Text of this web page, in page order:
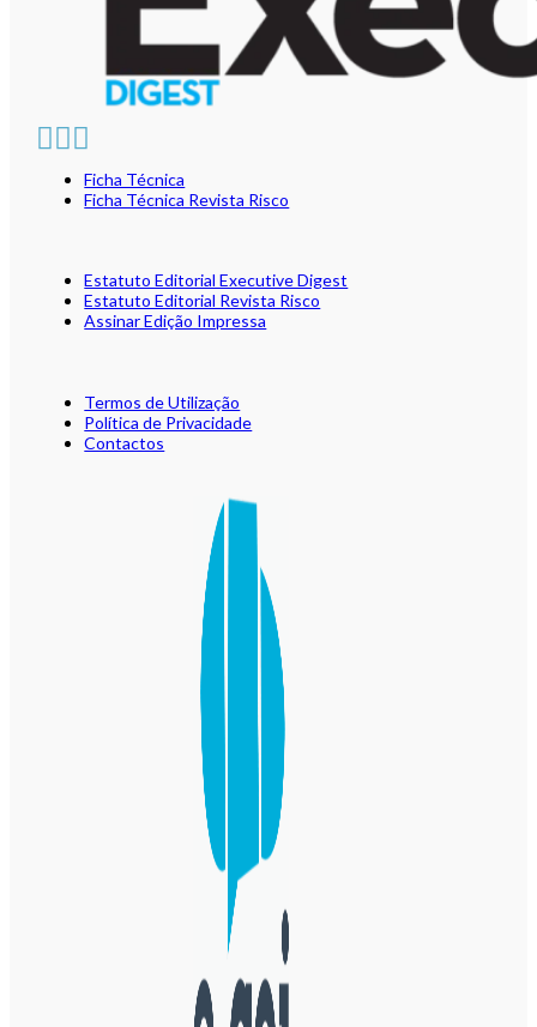
Ficha Técnica
Ficha Técnica Revista Risco
Estatuto Editorial Executive Digest
Estatuto Editorial Revista Risco
Assinar Edição Impressa
Termos de Utilização
Política de Privacidade
Contactos